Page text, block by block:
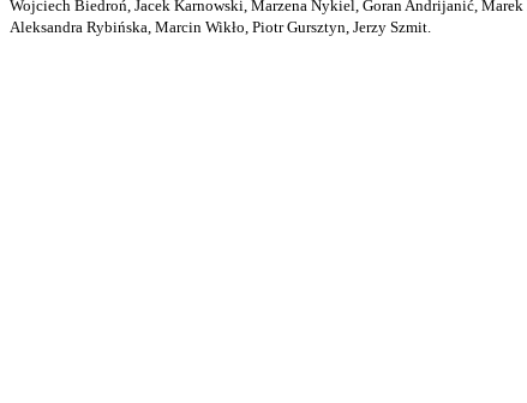
Wojciech Biedroń, Jacek Karnowski, Marzena Nykiel, Goran Andrijanić,
Aleksandra Rybińska, Marcin Wikło, Piotr Gursztyn, Jerzy Szmit.